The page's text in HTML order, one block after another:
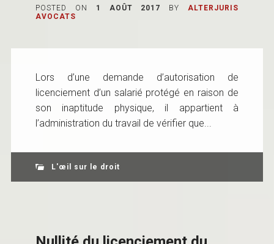
POSTED ON 1 AOÛT 2017 BY
ALTERJURIS
AVOCATS
Lors d’une demande d’autorisation de
licenciement d’un salarié protégé en raison de
son inaptitude physique, il appartient à
l’administration du travail de vérifier que...
L'œil sur le droit